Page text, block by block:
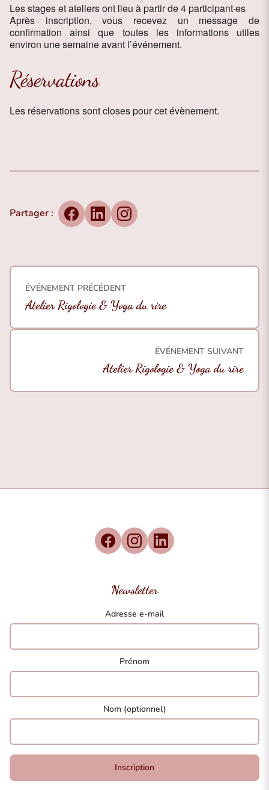
Les stages et ateliers ont lieu à partir de 4 participant·es
Après inscription, vous recevez un message de
confirmation ainsi que toutes les informations utiles
environ une semaine avant l’événement.
Réservations
Les réservations sont closes pour cet évènement.
Partager :
FacebookLinkedInInstagram
ÉVÉNEMENT PRÉCÉDENT
Atelier Rigologie & Yoga du rire
ÉVÉNEMENT SUIVANT
Atelier Rigologie & Yoga du rire
Newsletter
Adresse e-mail
Prénom
Nom (optionnel)